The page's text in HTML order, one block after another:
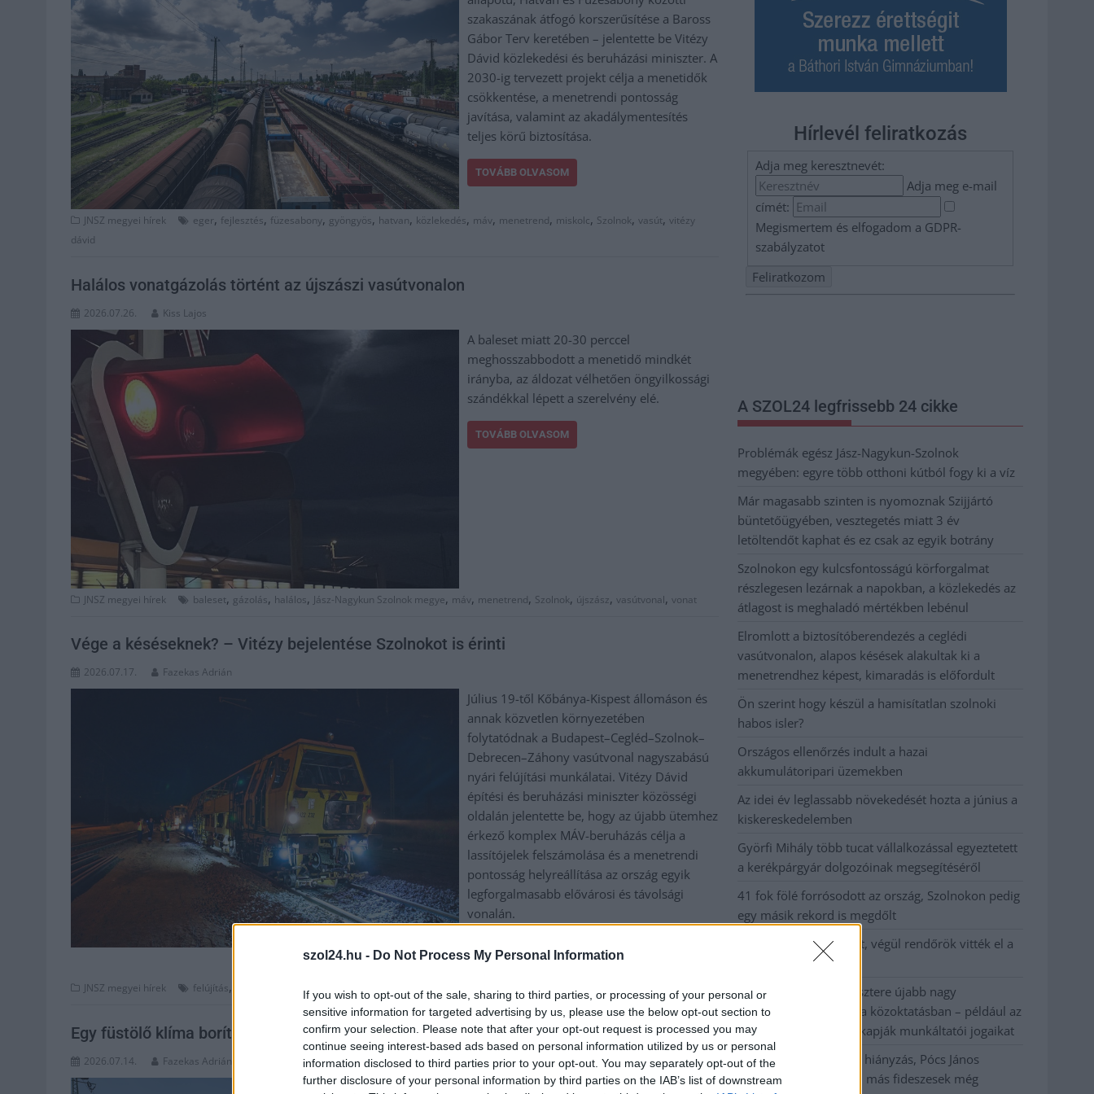
szol24.hu - Do Not Process My Personal Information
If you wish to opt-out of the sale, sharing to third parties, or processing of your personal or
sensitive information for targeted advertising by us, please use the below opt-out section to
confirm your selection. Please note that after your opt-out request is processed you may
continue seeing interest-based ads based on personal information utilized by us or personal
information disclosed to third parties prior to your opt-out. You may separately opt-out of the
further disclosure of your personal information by third parties on the IAB’s list of downstream
szakaszának átfogó korszerűsítése a Baross
Gábor Terv keretében – jelentette be Vitézy
Dávid közlekedési és beruházási miniszter. A
2030-ig tervezett projekt célja a menetidők
csökkentése, a menetrendi pontosság
javítása, valamint az akadálymentesítés
teljes körű biztosítása.
TOVÁBB OLVASOM
JNSZ megyei hírek eger, fejlesztés, füzesabony, gyöngyös, hatvan, közlekedés, máv, menetrend, miskolc, Szolnok, vasút, vitézy
dávid
Halálos vonatgázolás történt az újszászi vasútvonalon
2026.07.26. Kiss Lajos
A baleset miatt 20-30 perccel
meghosszabbodott a menetidő mindkét
irányba, az áldozat vélhetően öngyilkossági
szándékkal lépett a szerelvény elé.
TOVÁBB OLVASOM
JNSZ megyei hírek baleset, gázolás, halálos, Jász-Nagykun Szolnok megye, máv, menetrend, Szolnok, újszász, vasútvonal, vonat
Vége a késéseknek? – Vitézy bejelentése Szolnokot is érinti
2026.07.17. Fazekas Adrián
Július 19-től Kőbánya-Kispest állomáson és
annak közvetlen környezetében
folytatódnak a Budapest–Cegléd–Szolnok–
Debrecen–Záhony vasútvonal nagyszabású
nyári felújítási munkálatai. Vitézy Dávid
építési és beruházási miniszter közösségi
oldalán jelentette be, hogy az újabb ütemhez
érkező komplex MÁV-beruházás célja a
lassítójelek felszámolása és a menetrendi
pontosság helyreállítása az ország egyik
legforgalmasabb elővárosi és távolsági
vonalán.
TOVÁBB OLVASOM
JNSZ megyei hírek felújítás, késés, közlekedés menetrend sebesség , , vágányzár vitézy dávid
Egy füstölő klíma borította meg a közlekedést térségünkben
2026.07.14. Fazekas Adrián
Egy szerelvény klímaberendezésének
Hírlevél feliratkozás
Adja meg keresztnevét:
Adja meg e-mail
címét:
Megismertem és elfogadom a GDPR-
szabályzatot
A SZOL24 legfrissebb 24 cikke
Problémák egész Jász-Nagykun-Szolnok
megyében: egyre több otthoni kútból fogy ki a víz
Már magasabb szinten is nyomoznak Szijjártó
büntetőügyében, vesztegetés miatt 3 év
letöltendőt kaphat és ez csak az egyik botrány
Szolnokon egy kulcsfontosságú körforgalmat
részlegesen lezárnak a napokban, a közlekedés az
átlagost is meghaladó mértékben lebénul
Elromlott a biztosítóberendezés a ceglédi
vasútvonalon, alapos késések alakultak ki a
menetrendhez képest, kimaradás is előfordult
Ön szerint hogy készül a hamisítatlan szolnoki
habos isler?
Országos ellenőrzés indult a hazai
akkumulátoripari üzemekben
Az idei év leglassabb növekedését hozta a június a
kiskereskedelemben
Györfi Mihály több tucat vállalkozással egyeztetett
a kerékpárgyár dolgozóinak megsegítéséről
41 fok fölé forrósodott az ország, Szolnokon pedig
egy másik rekord is megdőlt
Egy telefonhívást akart, végül rendőrök vitték el a
mezőtúri férfit
A Tisza kormány minisztere újabb nagy
változásokról döntött a közoktatásban – például az
iskolaigazgatók visszakapják munkáltatói jogaikat
Sok volt az igazolatlan hiányzás, Pócs János
fizetéslevonást kapott, más fideszesek még